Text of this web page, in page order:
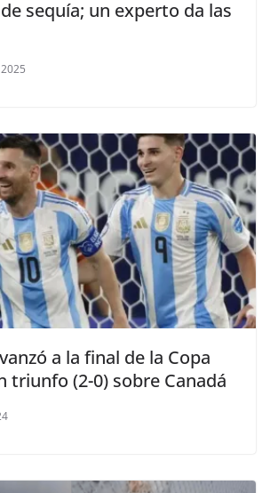
sequía; un experto da las
a la final de la Copa
triunfo (2-0) sobre Canadá